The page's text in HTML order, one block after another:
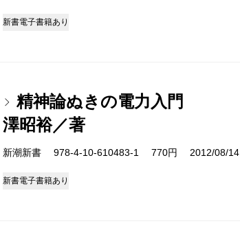
新書電子書籍あり
精神論ぬきの電力入門
澤昭裕／著
新潮新書 978-4-10-610483-1 770円 2012/08/14
新書電子書籍あり